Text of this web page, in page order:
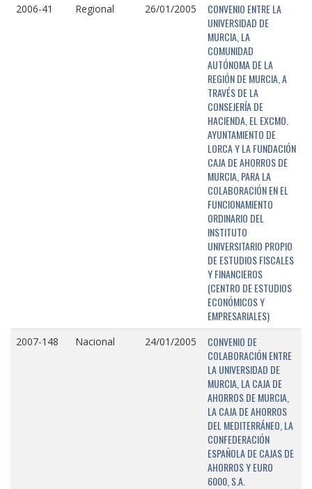
2006-41 Regional 26/01/2005
CONVENIO ENTRE LA
UNIVERSIDAD DE
MURCIA, LA
COMUNIDAD
AUTÓNOMA DE LA
REGIÓN DE MURCIA, A
TRAVÉS DE LA
CONSEJERÍA DE
HACIENDA, EL EXCMO.
AYUNTAMIENTO DE
LORCA Y LA FUNDACIÓN
CAJA DE AHORROS DE
MURCIA, PARA LA
COLABORACIÓN EN EL
FUNCIONAMIENTO
ORDINARIO DEL
INSTITUTO
UNIVERSITARIO PROPIO
DE ESTUDIOS FISCALES
Y FINANCIEROS
(CENTRO DE ESTUDIOS
ECONÓMICOS Y
EMPRESARIALES)
2007-148 Nacional 24/01/2005
CONVENIO DE
COLABORACIÓN ENTRE
LA UNIVERSIDAD DE
MURCIA, LA CAJA DE
AHORROS DE MURCIA,
LA CAJA DE AHORROS
DEL MEDITERRÁNEO, LA
CONFEDERACIÓN
ESPAÑOLA DE CAJAS DE
AHORROS Y EURO
6000, S.A.